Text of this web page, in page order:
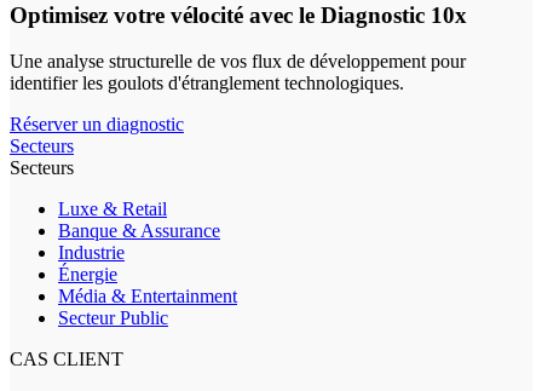
Optimisez votre vélocité avec le Diagnostic 10x
Une analyse structurelle de vos flux de développement pour
identifier les goulots d'étranglement technologiques.
Réserver un diagnostic
Secteurs
Secteurs
Luxe & Retail
Banque & Assurance
Industrie
Énergie
Média & Entertainment
Secteur Public
CAS CLIENT